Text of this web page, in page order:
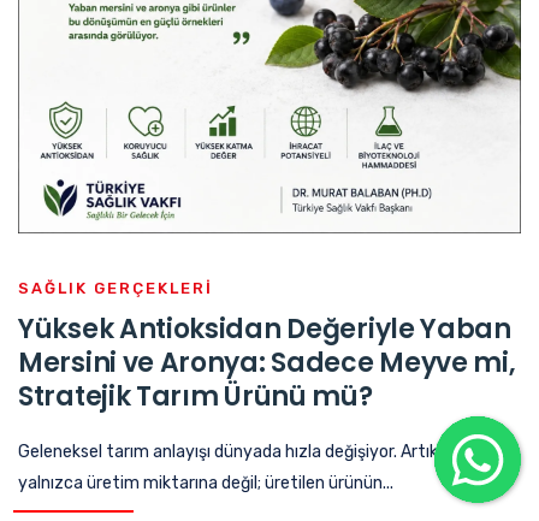
SAĞLIK GERÇEKLERİ
Yüksek Antioksidan Değeriyle Yaban
Mersini ve Aronya: Sadece Meyve mi,
Stratejik Tarım Ürünü mü?
Geleneksel tarım anlayışı dünyada hızla değişiyor. Artık ülkeler
yalnızca üretim miktarına değil; üretilen ürünün...